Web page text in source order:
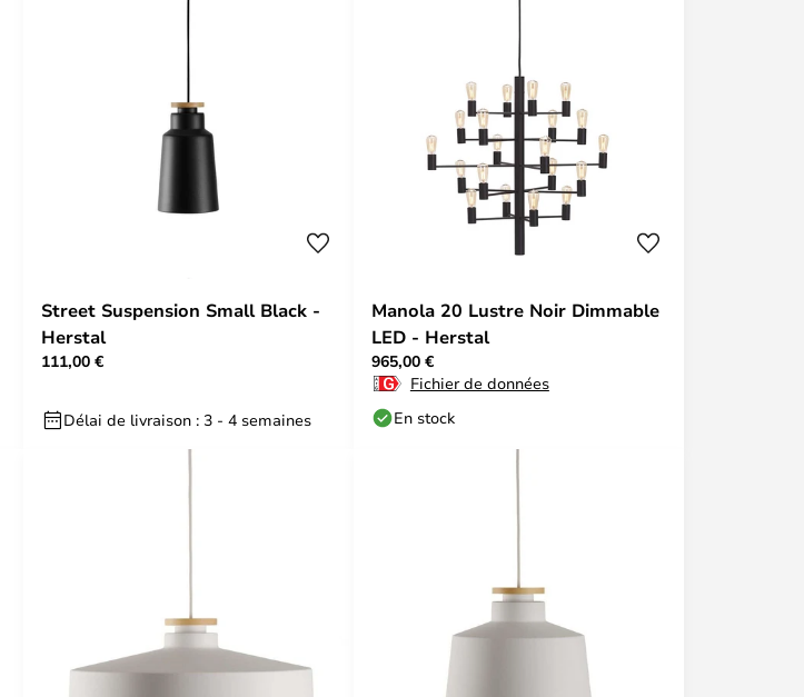
Street Suspension Small Black -
Herstal
111,00 €
Délai de livraison : 3 - 4 semaines
Manola 20 Lustre Noir Dimmable
LED - Herstal
965,00 €
Fichier de données
En stock